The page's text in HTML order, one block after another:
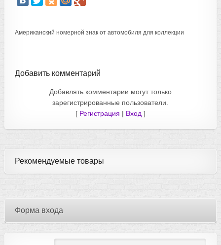
Американский номерной знак от автомобиля для коллекции
Добавить комментарий
Добавлять комментарии могут только
зарегистрированные пользователи.
[ Регистрация | Вход ]
Рекомендуемые товары
Форма входа